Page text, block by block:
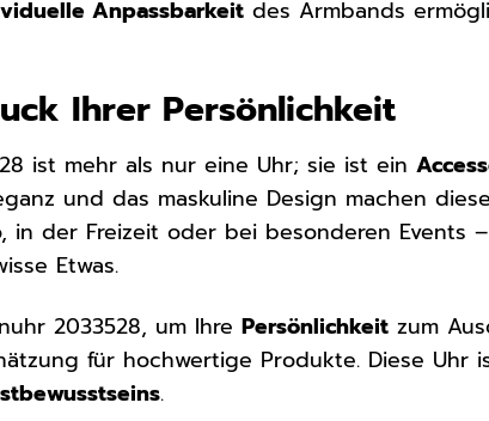
Anpassbarkeit des Armbands
Ihrer Persönlichkeit
ist mehr als nur eine Uhr; sie ist ein
und das maskuline Design machen
in der Freizeit oder bei besonderen Events
Etwas.
2033528, um IhrePersönlichkeit zum
für hochwertige Produkte. Diese Uhr
.